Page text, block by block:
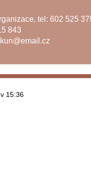
tel: 602 525
843
15:36